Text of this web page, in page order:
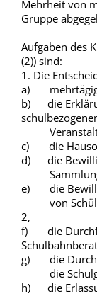
Mehrheit von
Gruppe
Aufgaben des
(2)) sind:
1. Die
a)
b) die
c) die
d) die
e) die
von
2,
f) die
g) die
die
h) die